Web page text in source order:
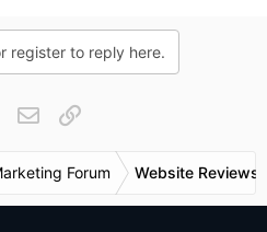
register to reply here.
WhatsApp
E-Mail
Forum Website Reviews